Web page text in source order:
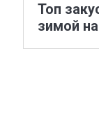
Топ
зимой